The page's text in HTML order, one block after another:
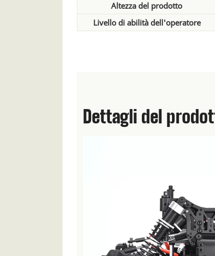
Altezza del prodotto
Livello di abilità dell'operatore
Dettagli del